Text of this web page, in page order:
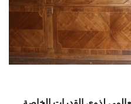
هيئة التدريس
الدراسات العليا